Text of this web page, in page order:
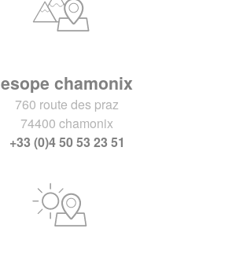
esope chamonix
760 route des praz
74400 chamonix
+33 (0)4 50 53 23 51